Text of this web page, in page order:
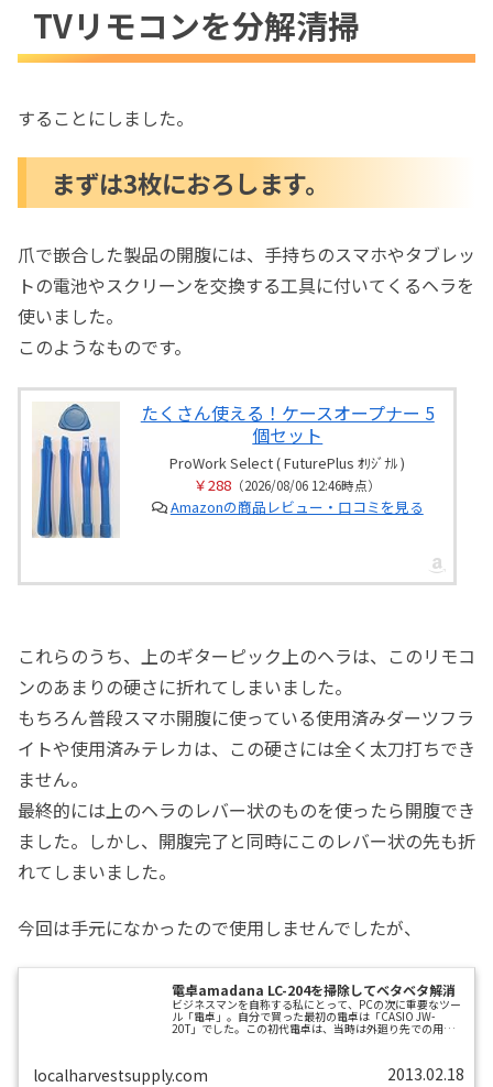
まずは3枚におろします。
基盤以外を水と中性洗剤で洗浄
TVリモコンを分解清掃
することにしました。
まずは3枚におろします。
爪で嵌合した製品の開腹には、手持ちのスマホやタブレッ
トの電池やスクリーンを交換する工具に付いてくるヘラを
使いました。
このようなものです。
たくさん使える！ケースオープナー 5
個セット
ProWork Select ( FuturePlus ｵﾘｼﾞﾅﾙ )
￥288 （2026/08/06 12:46時点）
Amazonの商品レビュー・口コミを見る
これらのうち、上のギターピック上のヘラは、このリモコ
ンのあまりの硬さに折れてしまいました。
もちろん普段スマホ開腹に使っている使用済みダーツフラ
イトや使用済みテレカは、この硬さには全く太刀打ちでき
ません。
最終的には上のヘラのレバー状のものを使ったら開腹でき
ました。しかし、開腹完了と同時にこのレバー状の先も折
れてしまいました。
今回は手元になかったので使用しませんでしたが、
電卓amadana LC-204を掃除してベタベタ解消
ビジネスマンを自称する私にとって、PCの次に重要なツー
ル「電卓」。自分で買った最初の電卓は「CASIO JW-
20T」でした。この初代電卓は、当時は外廻り先での用途
が多かったので、00が付いてて12桁の電卓の中から「出来
います。2代目に買ったのが標記の「amadana LC-204」で
localharvestsupply.com 2013.02.18